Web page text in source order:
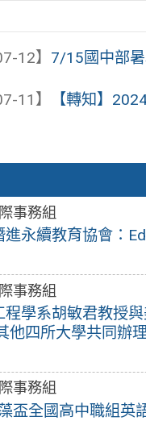
事務組
永續教育協會：
事務組
學系胡敏君教授
他四所大學共同辦
事務組
盃全國高中職組英
12】 7/15國中部
11】
【轉知】